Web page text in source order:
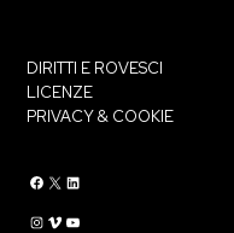
DIRITTI E ROVESCI
LICENZE
PRIVACY & COOKIE
Flippermusic Facebook Flippermusic Twitter
Flippermusic Linkedin
Flippermusic Instagram Flippermusic Vimeo flippermusic YouTube